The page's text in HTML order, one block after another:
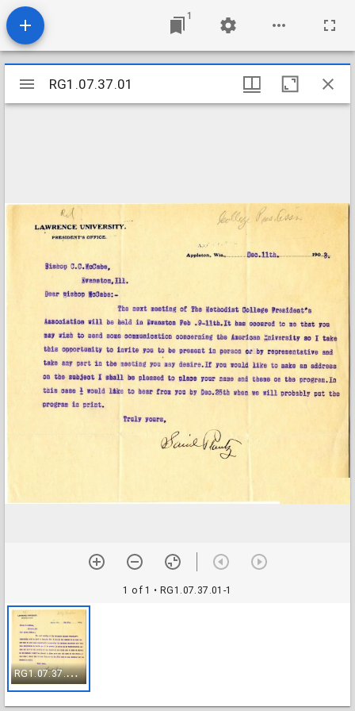
1
Mirador
viewer
RG1.07.37.01
1 of 1 • RG1.07.37.01-1
R
G1.07.37.01-1
RG1.07.37.01